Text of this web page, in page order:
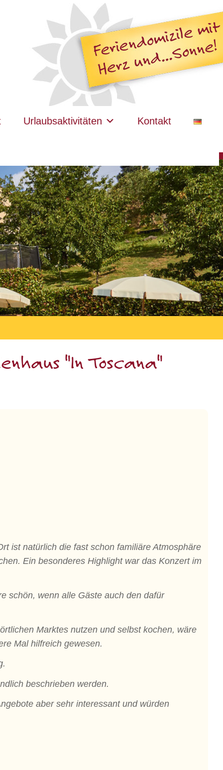
Urlaubsaktivitäten Kontakt
"In Toscana"
ist natürlich die fast schon familiäre Atmosphäre
Ein besonderes Highlight war das Konzert im
schön, wenn alle Gäste auch den dafür
Marktes nutzen und selbst kochen, wäre
Mal hilfreich gewesen.
beschrieben werden.
aber sehr interessant und würden